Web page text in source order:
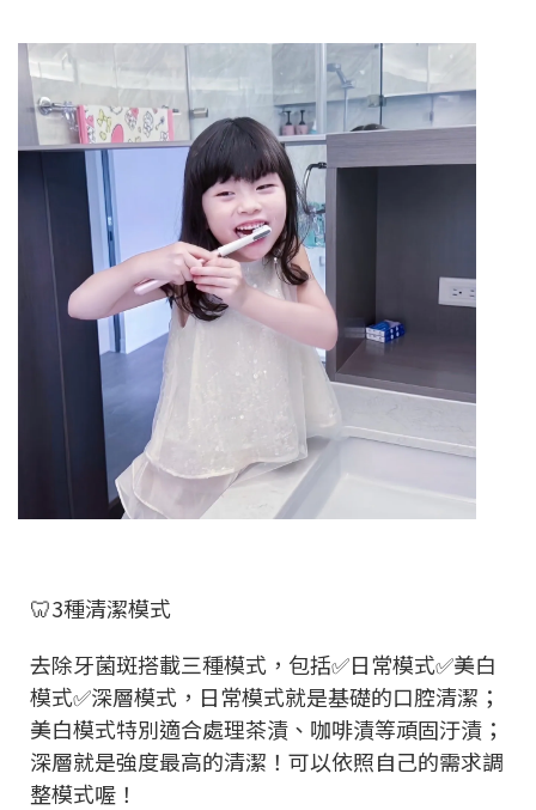
🦷3種清潔模式
去除牙菌斑搭載三種模式，包括✅日常模式✅美白
模式✅深層模式，日常模式就是基礎的口腔清潔；
美白模式特別適合處理茶漬、咖啡漬等頑固汙漬；
深層就是強度最高的清潔！可以依照自己的需求調
整模式喔！